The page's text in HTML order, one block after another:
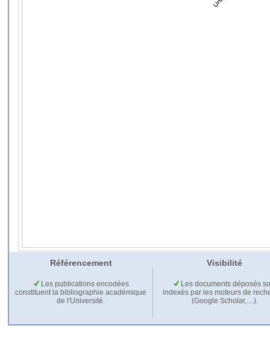
Référencement Visibilité
Les publications encodées
constituent la bibliographie académique
de l'Université.
Les documents déposés
indexés par les moteurs de
(Google Scholar,…).